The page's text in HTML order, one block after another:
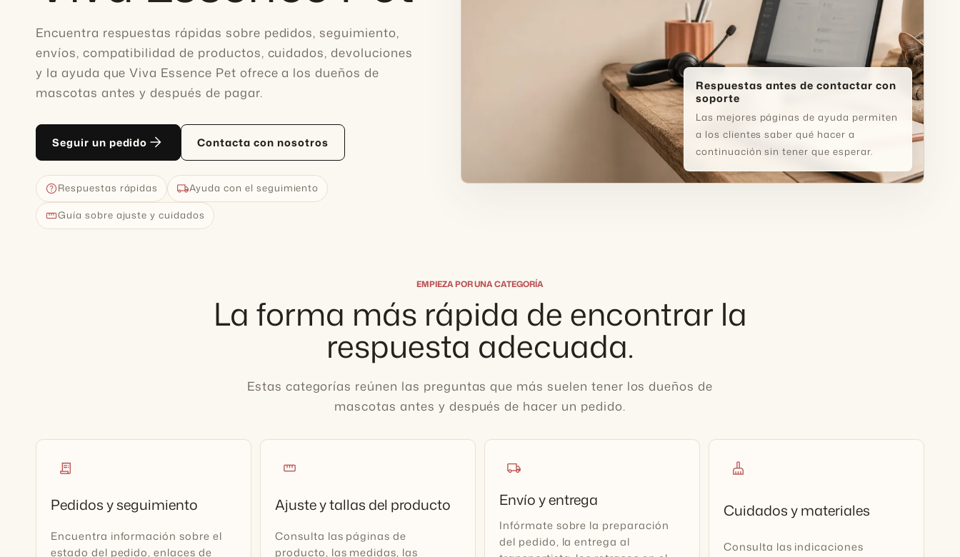
Encuentra respuestas rápidas sobre pedidos, seguimiento,
envíos, compatibilidad de productos, cuidados, devoluciones
y la ayuda que Viva Essence Pet ofrece a los dueños de
mascotas antes y después de pagar.
Seguir un pedido arrow_forward Contacta con nosotros
helpRespuestas rápidas local_shippingAyuda con el seguimiento
straightenGuía sobre ajuste y cuidados
Respuestas antes de contactar con
soporte
Las mejores páginas de ayuda permiten
a los clientes saber qué hacer a
continuación sin tener que esperar.
EMPIEZA POR UNA CATEGORÍA
La forma más rápida de encontrar la
respuesta adecuada.
Estas categorías reúnen las preguntas que más suelen tener los dueños de
mascotas antes y después de hacer un pedido.
receipt_long
Pedidos y seguimiento
Encuentra información sobre el
estado del pedido, enlaces de
straighten
Ajuste y tallas del producto
Consulta las páginas de
producto, las medidas, las
local_shipping
Envío y entrega
Infórmate sobre la preparación
del pedido, la entrega al
cleaning_services
Cuidados y materiales
Consulta las indicaciones